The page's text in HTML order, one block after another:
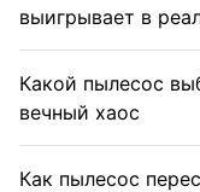
выигрывает в
Какой пылесос
вечный хаос
Как пылесос